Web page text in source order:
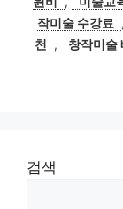
작미술 수강료
,
천
, 창작미술
검색